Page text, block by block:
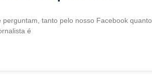
tanto pelo nosso Facebook quanto
é